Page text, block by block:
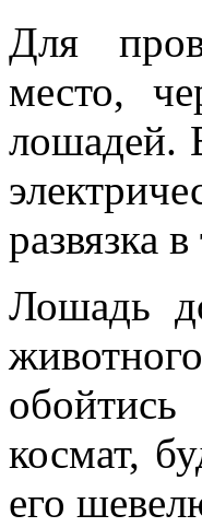
Для
место,
лошадей.
развязка
Лошадь
космат,
его